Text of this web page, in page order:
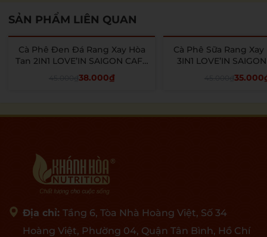
SẢN PHẨM LIÊN QUAN
- 16%
Cà Phê Đen Đá Rang Xay Hòa
Tan 2IN1 LOVE’IN SAIGON CAFE
- Khánh Hòa Nutrifoods (Hộp 12
gói x 18g)
38.000₫
- 22%
Cà Phê Sữa Rang Xay
3IN1 LOVE’IN
Khánh Hòa
gói x 18g)
Địa chỉ: Tầng 6, Tòa Nhà Hoàng Việt, Số 34
Hoàng Việt, Phường 04, Quận Tân Bình, Hồ Chí